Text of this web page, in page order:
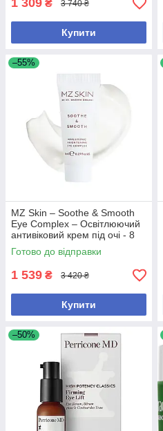
1 309 ₴ 3 740 ₴
Купити
–55%
MZ Skin – Soothe & Smooth
Eye Complex – Освітлюючий
антивіковий крем під очі - 8
мл
Готово до відправки
1 539 ₴ 3 420 ₴
Купити
–50%